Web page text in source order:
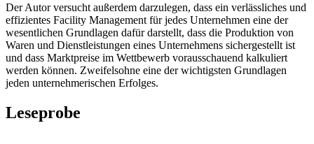
Der Autor versucht außerdem darzulegen, dass ein verlässliches und
effizientes Facility Management für jedes Unternehmen eine der
wesentlichen Grundlagen dafür darstellt, dass die Produktion von
Waren und Dienstleistungen eines Unternehmens sichergestellt ist
und dass Marktpreise im Wettbewerb vorausschauend kalkuliert
werden können. Zweifelsohne eine der wichtigsten Grundlagen
jeden unternehmerischen Erfolges.
Leseprobe